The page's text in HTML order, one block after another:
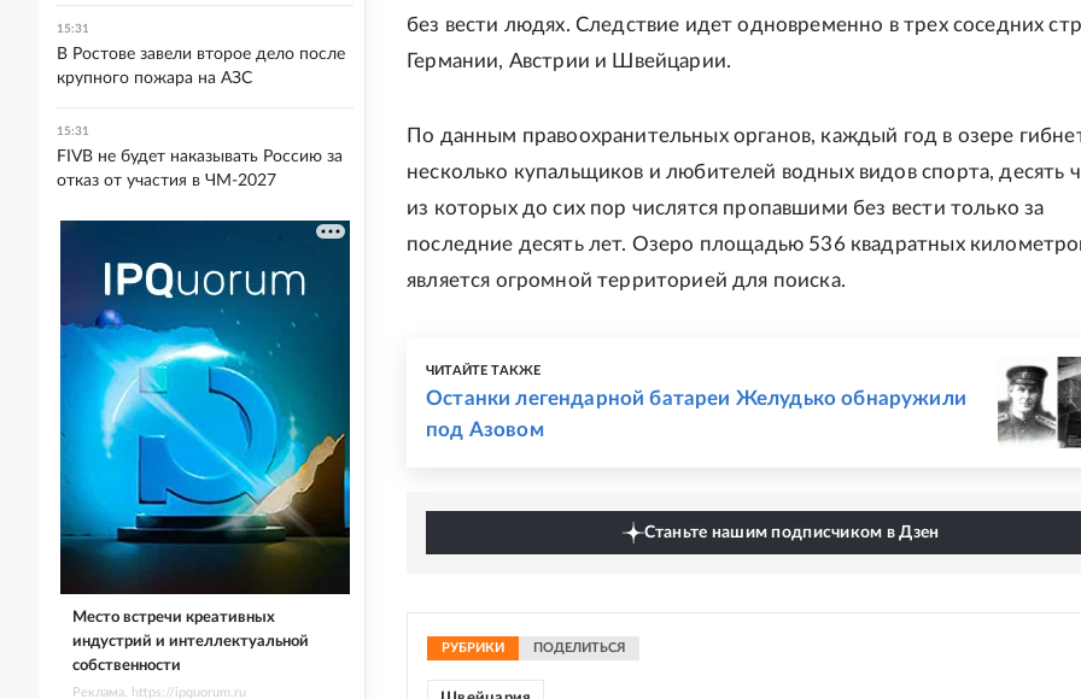
без вести людях. Следствие идет одновременно в трех соседних
Германии, Австрии и Швейцарии.
По данным правоохранительных органов, каждый год в озере
несколько купальщиков и любителей водных видов спорта, десять
из которых до сих пор числятся пропавшими без вести только за
последние десять лет. Озеро площадью 536 квадратных
является огромной территорией для поиска.
ЧИТАЙТЕ ТАКЖЕ
Останки легендарной батареи Желудько обнаружили
под Азовом
Станьте нашим подписчиком в Дзен
РУБРИКИ ПОДЕЛИТЬСЯ
15:31
В Ростове завели второе дело после
крупного пожара на АЗС
15:31
FIVB не будет наказывать Россию за
отказ от участия в ЧМ-2027
Место встречи креативных
индустрий и интеллектуальной
собственности
Реклама. https://ipquorum.ru